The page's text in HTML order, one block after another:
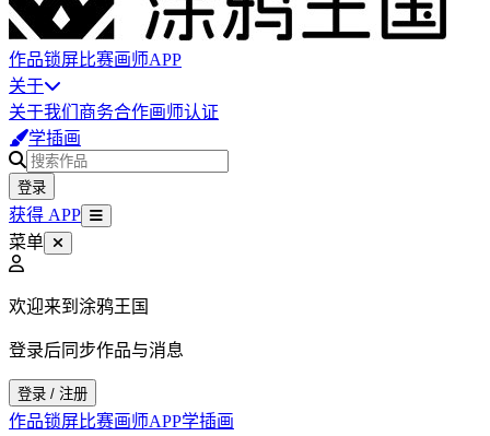
作品锁屏比赛画师APP
关于
关于我们 商务合作画师认证
学插画
登录
获得 APP
菜单
欢迎来到涂鸦王国
登录后同步作品与消息
登录 / 注册
作品锁屏比赛画师APP学插画